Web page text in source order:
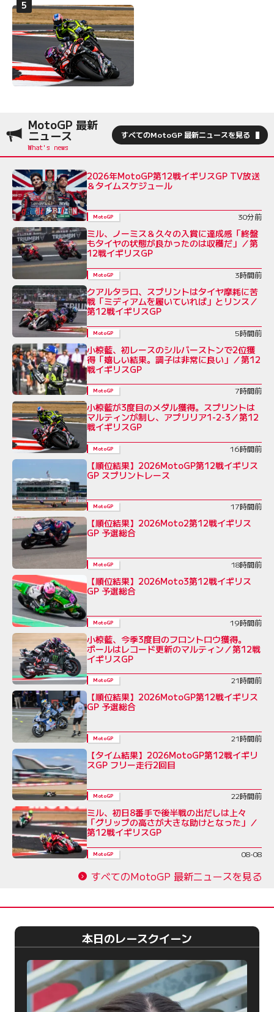
MotoGP 最新
ニュース すべてのMotoGP 最新ニュースを見る
2026年MotoGP第12戦イギリスGP TV放送
＆タイムスケジュール
MotoGP 30分前
ミル、ノーミス＆久々の入賞に達成感「終盤
もタイヤの状態が良かったのは収穫だ」／第
12戦イギリスGP
MotoGP 3時間前
クアルタラロ、スプリントはタイヤ摩耗に苦
戦「ミディアムを履いていれば」とリンス／
第12戦イギリスGP
MotoGP 5時間前
小椋藍、初レースのシルバーストンで2位獲
得「嬉しい結果。調子は非常に良い」／第12
戦イギリスGP
MotoGP 7時間前
小椋藍が3度目のメダル獲得。スプリントは
マルティンが制し、アプリリア1-2-3／第12
戦イギリスGP
MotoGP 16時間前
【順位結果】2026MotoGP第12戦イギリス
GP スプリントレース
MotoGP 17時間前
【順位結果】2026Moto2第12戦イギリス
GP 予選総合
MotoGP 18時間前
【順位結果】2026Moto3第12戦イギリス
GP 予選総合
MotoGP 19時間前
小椋藍、今季3度目のフロントロウ獲得。
ポールはレコード更新のマルティン／第12戦
イギリスGP
MotoGP 21時間前
【順位結果】2026MotoGP第12戦イギリス
GP 予選総合
MotoGP 21時間前
【タイム結果】2026MotoGP第12戦イギリ
スGP フリー走行2回目
MotoGP 22時間前
ミル、初日8番手で後半戦の出だしは上々
「グリップの高さが大きな助けとなった」／
第12戦イギリスGP
MotoGP 08-08
すべてのMotoGP 最新ニュースを見る
本日のレースクイーン